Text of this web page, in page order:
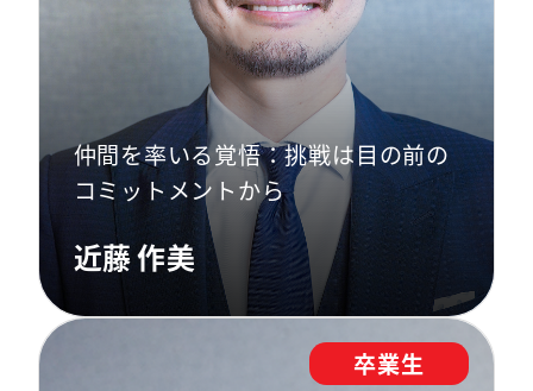
仲間を率いる覚悟：挑戦は目の前の
コミットメントから
近藤 作美
卒業生